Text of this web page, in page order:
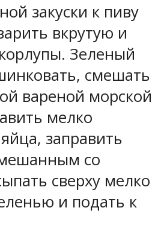
закуски к пиву
вкрутую и
Зеленый
смешать
вареной морской
мелко
заправить
со
сверху мелко
и подать к